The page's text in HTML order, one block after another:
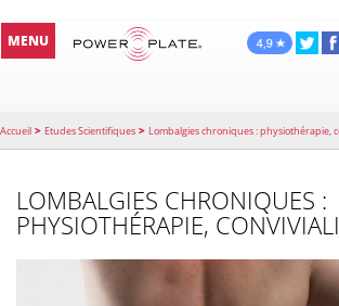
MENU
Accueil > Etudes Scientifiques > Lombalgies chroniques : physiothérapie,
LOMBALGIES CHRONIQUES :
PHYSIOTHÉRAPIE,